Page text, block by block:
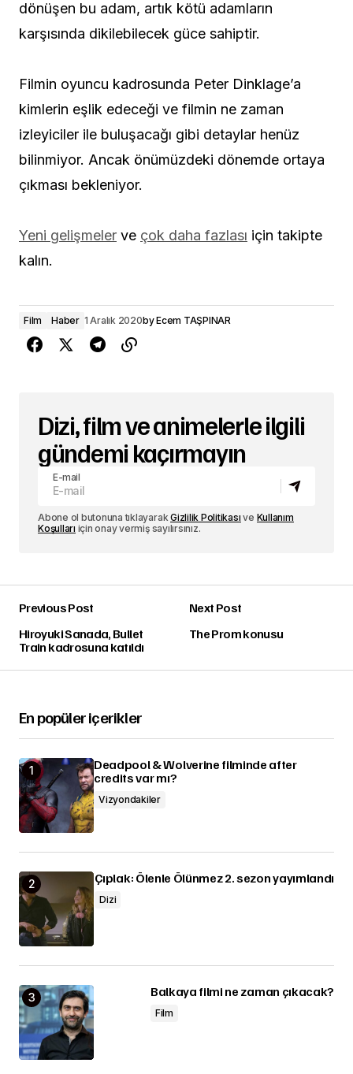
dönüşen bu adam, artık kötü adamların
karşısında dikilebilecek güce sahiptir.
Filmin oyuncu kadrosunda Peter Dinklage’a
kimlerin eşlik edeceği ve filmin ne zaman
izleyiciler ile buluşacağı gibi detaylar henüz
bilinmiyor. Ancak önümüzdeki dönemde ortaya
çıkması bekleniyor.
Yeni gelişmeler ve çok daha fazlası için takipte
kalın.
Film Haber 1 Aralık 2020byEcem TAŞPINAR
Dizi, film ve animelerle ilgili
gündemi kaçırmayın
E-mail
Abone ol butonuna tıklayarakGizlilik Politikası ve Kullanım
Koşulları için onay vermiş sayılırsınız.
Previous Post
Hiroyuki Sanada, Bullet
Train kadrosuna katıldı
Next Post
The Prom konusu
En popüler içerikler
Deadpool & Wolverine filminde after
credits var mı?
Vizyondakiler
Çıplak: Ölenle Ölünmez 2. sezon yayımlandı
Dizi
Balkaya filmi ne zaman çıkacak?
Film